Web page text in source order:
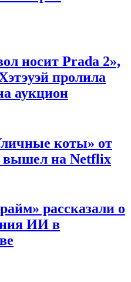
носит Prada 2»,
пролила
аукцион
коты» от
вышел на Netflix
рассказали о
ИИ в